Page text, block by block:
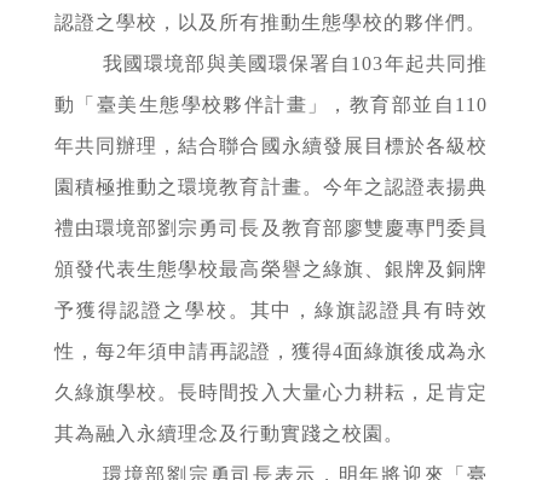
認證之學校，以及所有推動生態學校的夥伴們。
我國環境部與美國環保署自103年起共同推
動「臺美生態學校夥伴計畫」，教育部並自110
年共同辦理，結合聯合國永續發展目標於各級校
園積極推動之環境教育計畫。今年之認證表揚典
禮由環境部劉宗勇司長及教育部廖雙慶專門委員
頒發代表生態學校最高榮譽之綠旗、銀牌及銅牌
予獲得認證之學校。其中，綠旗認證具有時效
性，每2年須申請再認證，獲得4面綠旗後成為永
久綠旗學校。長時間投入大量心力耕耘，足肯定
其為融入永續理念及行動實踐之校園。
環境部劉宗勇司長表示，明年將迎來「臺